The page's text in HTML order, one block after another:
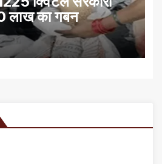
लाख का गबन